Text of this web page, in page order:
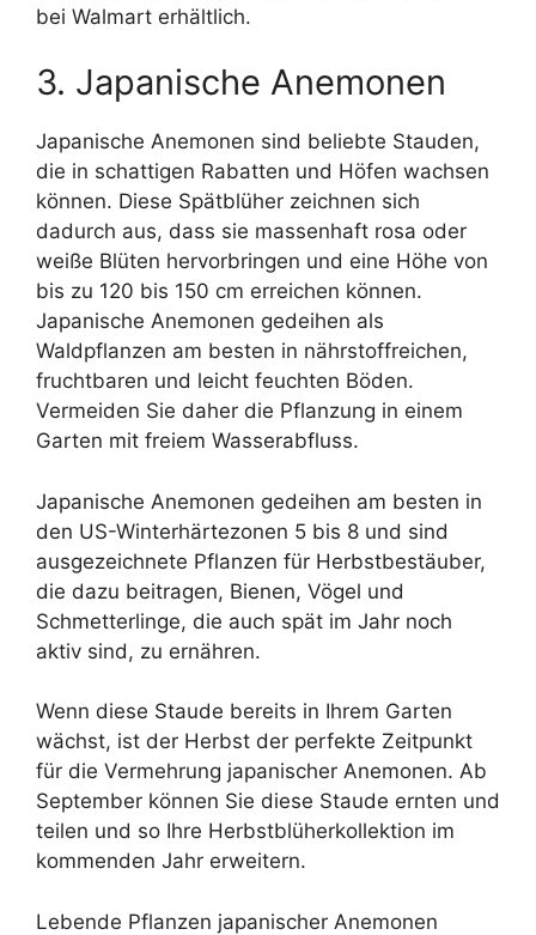
bei Walmart erhältlich.
3. Japanische Anemonen
Japanische Anemonen sind beliebte Stauden,
die in schattigen Rabatten und Höfen wachsen
können. Diese Spätblüher zeichnen sich
dadurch aus, dass sie massenhaft rosa oder
weiße Blüten hervorbringen und eine Höhe von
bis zu 120 bis 150 cm erreichen können.
Japanische Anemonen gedeihen als
Waldpflanzen am besten in nährstoffreichen,
fruchtbaren und leicht feuchten Böden.
Vermeiden Sie daher die Pflanzung in einem
Garten mit freiem Wasserabfluss.
Japanische Anemonen gedeihen am besten in
den US-Winterhärtezonen 5 bis 8 und sind
ausgezeichnete Pflanzen für Herbstbestäuber,
die dazu beitragen, Bienen, Vögel und
Schmetterlinge, die auch spät im Jahr noch
aktiv sind, zu ernähren.
Wenn diese Staude bereits in Ihrem Garten
wächst, ist der Herbst der perfekte Zeitpunkt
für die Vermehrung japanischer Anemonen. Ab
September können Sie diese Staude ernten und
teilen und so Ihre Herbstblüherkollektion im
kommenden Jahr erweitern.
Lebende Pflanzen japanischer Anemonen